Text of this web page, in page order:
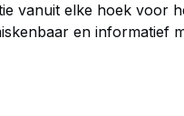
vanuit elke hoek voor
en informatief
meerkleurige